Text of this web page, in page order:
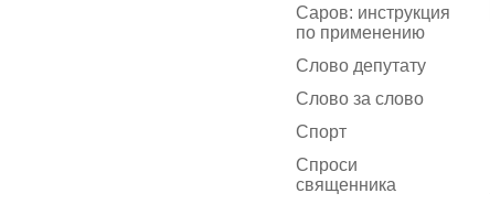
Саров: инструкция
по применению
Слово депутату
Слово за слово
Спорт
Спроси
священника